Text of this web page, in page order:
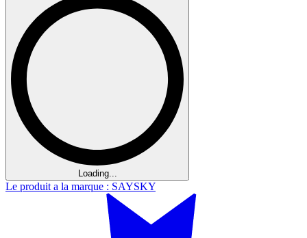
Loading...
Le produit a la marque : SAYSKY